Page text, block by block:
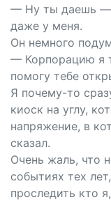
— Ну ты даешь —
даже у меня.
Он немного
— Корпорацию я
помогу тебе
Я почему-то
киоск на углу,
напряжение, в
сказал.
Очень жаль, что
событиях тех
проследить кто